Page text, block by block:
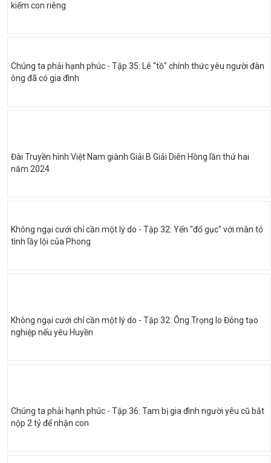
kiếm con riêng
Chúng ta phải hạnh phúc - Tập 35: Lê "tồ" chính thức yêu người đàn
ông đã có gia đình
Đài Truyền hình Việt Nam giành Giải B Giải Diên Hồng lần thứ hai
năm 2024
Không ngại cưới chỉ cần một lý do - Tập 32: Yến "đổ gục" với màn tỏ
tình lầy lội của Phong
Không ngại cưới chỉ cần một lý do - Tập 32: Ông Trọng lo Đông tạo
nghiệp nếu yêu Huyền
Chúng ta phải hạnh phúc - Tập 36: Tam bị gia đình người yêu cũ bắt
nộp 2 tỷ để nhận con